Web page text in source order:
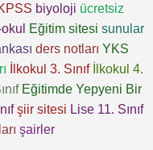
biyoloji ücretsiz
Eğitim sitesi sunular
ders notları YKS
İlkokul 3. Sınıf
İlkokul 4.
Eğitimde Yepyeni Bir
şiir sitesi Lise 11. Sınıf
şairler